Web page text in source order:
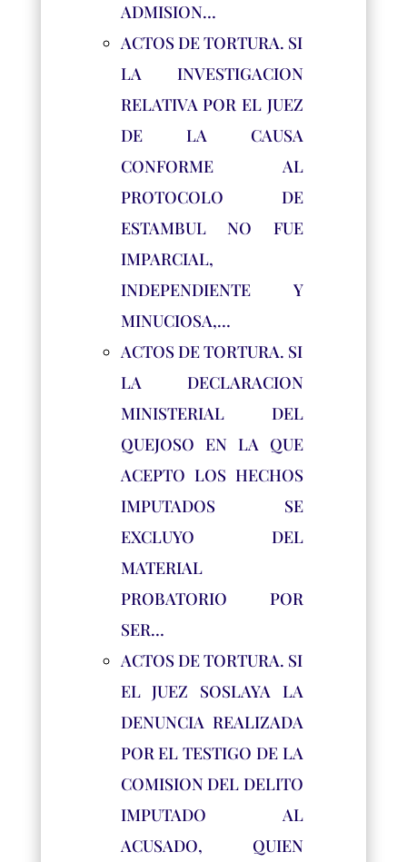
ADMISION…
ACTOS DE TORTURA. SI
LA INVESTIGACION
RELATIVA POR EL JUEZ
DE LA CAUSA
CONFORME AL
PROTOCOLO DE
ESTAMBUL NO FUE
IMPARCIAL,
INDEPENDIENTE Y
MINUCIOSA,…
ACTOS DE TORTURA. SI
LA DECLARACION
MINISTERIAL DEL
QUEJOSO EN LA QUE
ACEPTO LOS HECHOS
IMPUTADOS SE
EXCLUYO DEL
MATERIAL
PROBATORIO POR
SER…
ACTOS DE TORTURA. SI
EL JUEZ SOSLAYA LA
DENUNCIA REALIZADA
POR EL TESTIGO DE LA
COMISION DEL DELITO
IMPUTADO AL
ACUSADO, QUIEN